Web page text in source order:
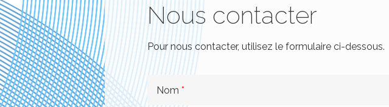
Nous contacter
Pour nous contacter, utilisez le formulaire ci-dessous.
Nom *